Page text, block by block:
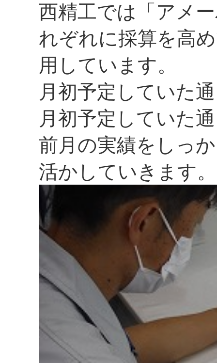
西精工では「アメ
れぞれに採算を高
用しています。
月初予定していた
月初予定していた
前月の実績をしっ
活かしていきます。